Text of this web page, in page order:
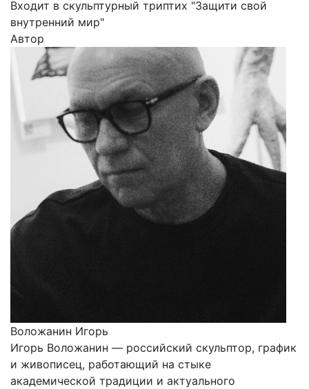
Входит в скульптурный триптих "Защити свой
внутренний мир"
Автор
Воложанин Игорь
Игорь Воложанин — российский скульптор, график
и живописец, работающий на стыке
академической традиции и актуального